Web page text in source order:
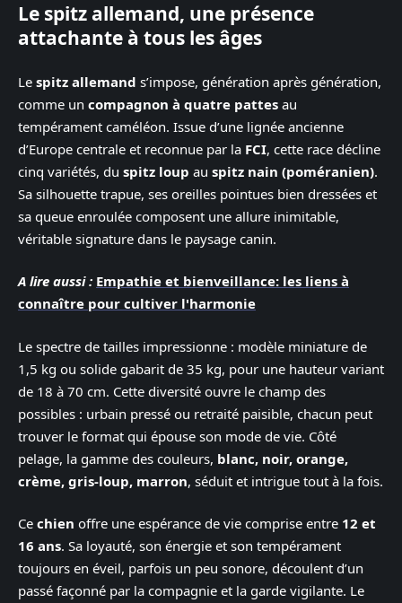
Le spitz allemand, une présence
attachante à tous les âges
Le spitz allemand s’impose, génération après génération,
comme un compagnon à quatre pattes au
tempérament caméléon. Issue d’une lignée ancienne
d’Europe centrale et reconnue par la FCI, cette race décline
cinq variétés, du spitz loup au spitz nain (poméranien).
Sa silhouette trapue, ses oreilles pointues bien dressées et
sa queue enroulée composent une allure inimitable,
véritable signature dans le paysage canin.
A lire aussi : Empathie et bienveillance: les liens à
connaître pour cultiver l'harmonie
Le spectre de tailles impressionne : modèle miniature de
1,5 kg ou solide gabarit de 35 kg, pour une hauteur variant
de 18 à 70 cm. Cette diversité ouvre le champ des
possibles : urbain pressé ou retraité paisible, chacun peut
trouver le format qui épouse son mode de vie. Côté
pelage, la gamme des couleurs, blanc, noir, orange,
crème, gris-loup, marron, séduit et intrigue tout à la fois.
Ce chien offre une espérance de vie comprise entre 12 et
16 ans. Sa loyauté, son énergie et son tempérament
toujours en éveil, parfois un peu sonore, découlent d’un
passé façonné par la compagnie et la garde vigilante. Le